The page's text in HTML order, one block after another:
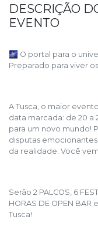
DESCRIÇÃO
EVENTO
🌌 O portal para o
Preparado para viver
A Tusca, o maior
data marcada: de 20 a
para um novo mundo!
disputas
da realidade. Você
Serão 2 PALCOS, 6
HORAS DE OPEN
Tusca!